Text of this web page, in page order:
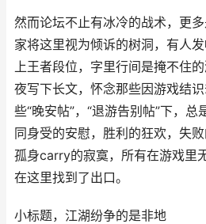
然而论坛不止有冰冷的战术，更
家将这里视为倾诉的树洞，有人
上王者段位，字里行间是掩不住
夜写下长文，怀念那些因游戏结
些“晚安帖”，“退游告别帖”下，
同身受的安慰，胜利的狂欢，失败
孤身carry的寂寞，所有在游戏里
在这里找到了出口。
小标题，江湖纷争的是非地